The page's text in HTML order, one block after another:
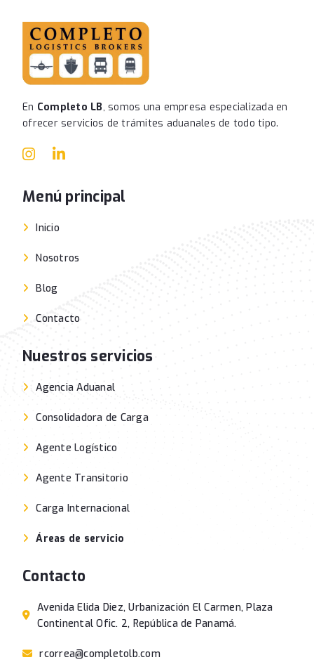
En Completo LB, somos una empresa especializada en
ofrecer servicios de trámites aduanales de todo tipo.
Menú principal
Inicio
Nosotros
Blog
Contacto
Nuestros servicios
Agencia Aduanal
Consolidadora de Carga
Agente Logístico
Agente Transitorio
Carga Internacional
Áreas de servicio
Contacto
Avenida Elida Diez, Urbanización El Carmen, Plaza
Continental Ofic. 2, República de Panamá.
rcorrea@completolb.com